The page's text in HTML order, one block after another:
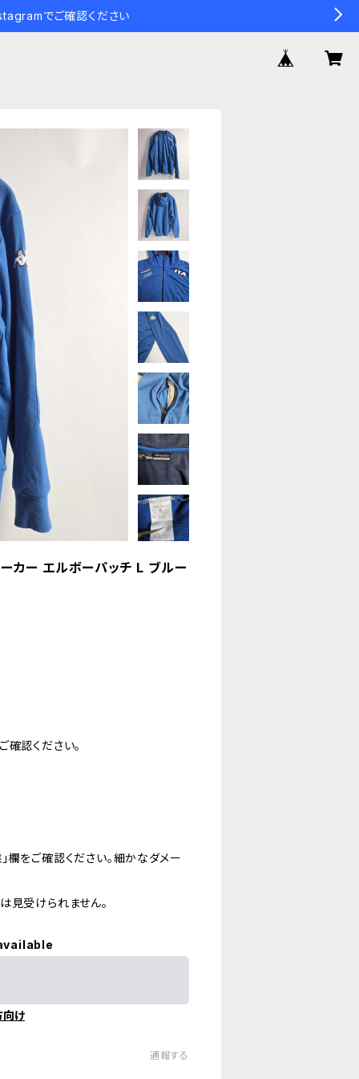
でご確認ください
カー エルボーパッチ L ブルー
確認ください。
をご確認ください。細かなダメー
見受けられません。
向け
通報する